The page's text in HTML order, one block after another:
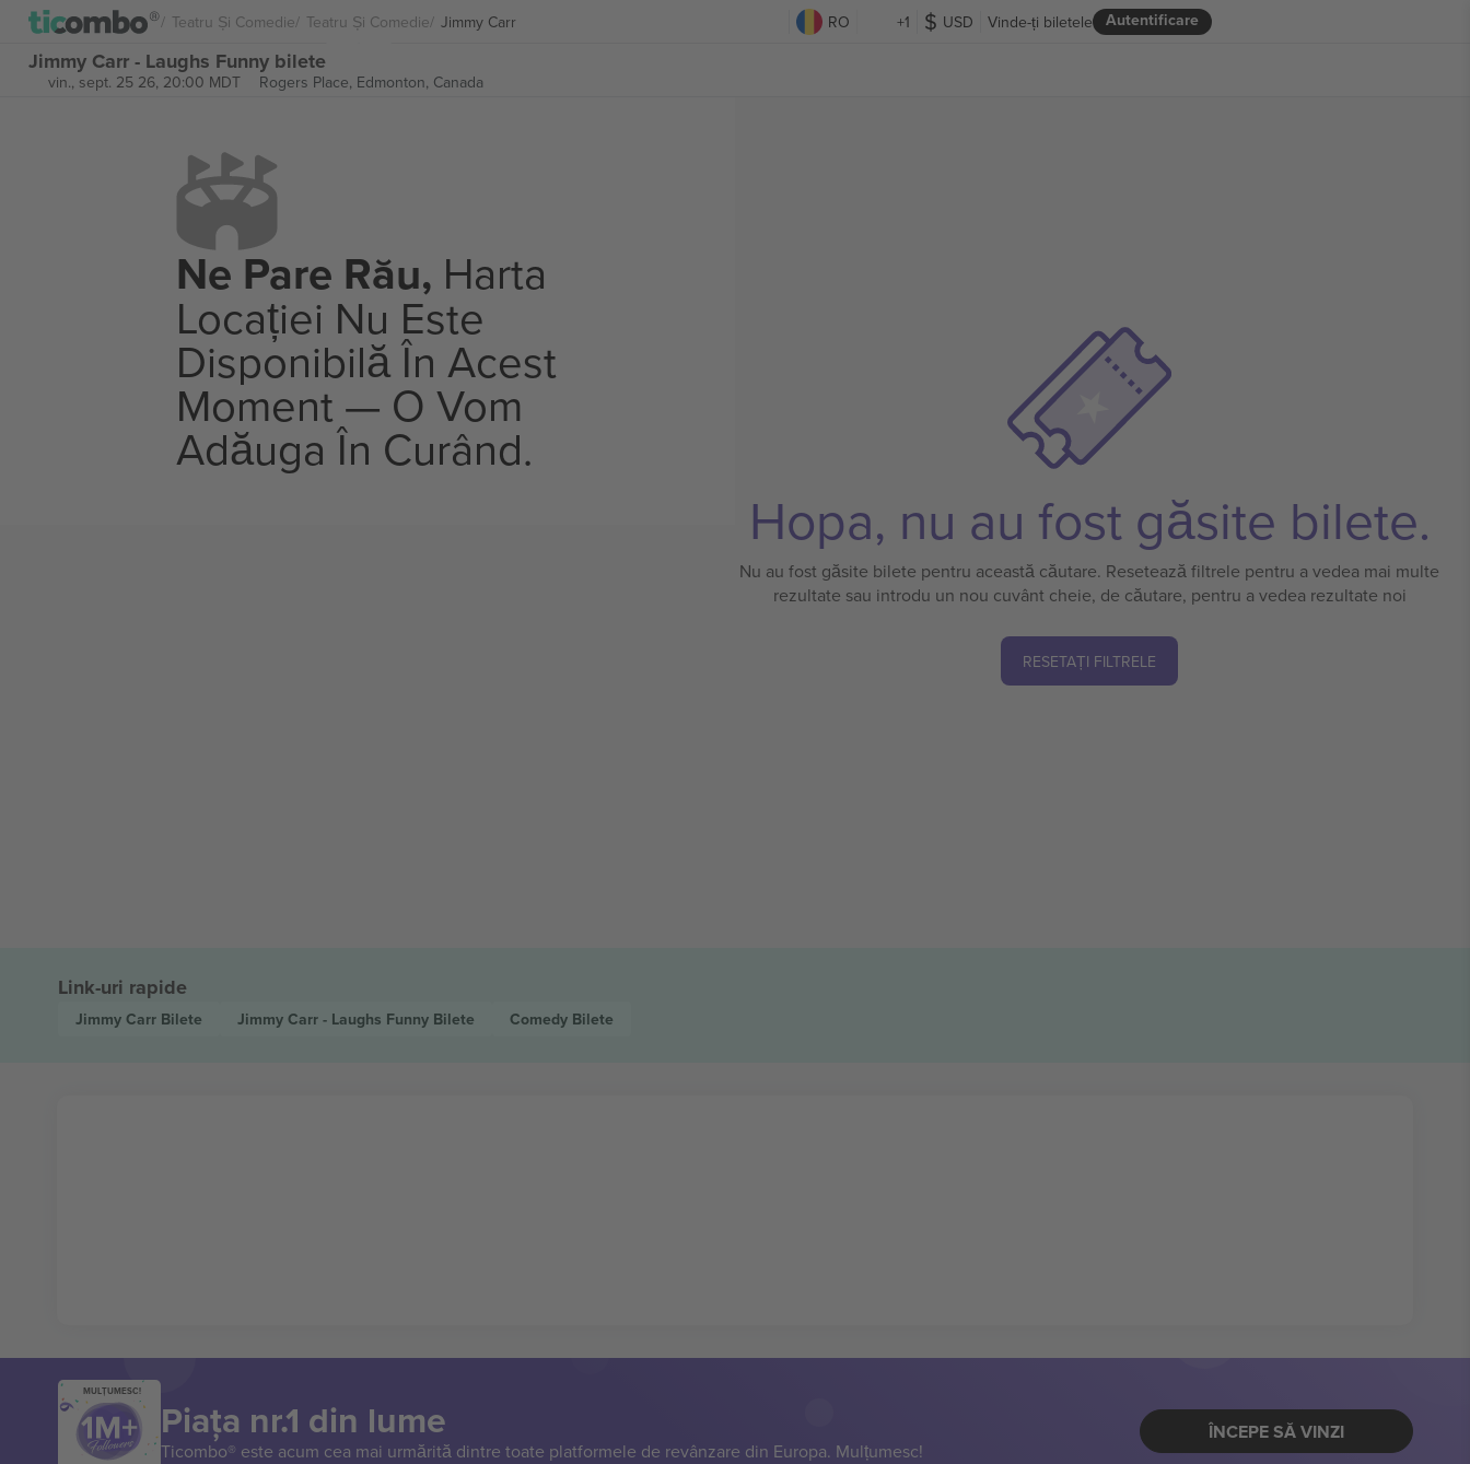
Teatru Și Comedie Teatru Și Comedie Jimmy Carr RO +1 USD Autentificare
Vinde-ți biletele
Jimmy Carr - Laughs Funny bilete
vin., sept. 25 26, 20:00 MDT Rogers Place, Edmonton, Canada
Ne Pare Rău, Harta
Locației Nu Este
Disponibilă În Acest
Moment — O Vom
Adăuga În Curând.
Hopa, nu au fost găsite bilete.
Nu au fost găsite bilete pentru această căutare. Resetează filtrele pentru a vedea mai multe
rezultate sau introdu un nou cuvânt cheie, de căutare, pentru a vedea rezultate noi
RESETAȚI FILTRELE
Link-uri rapide
Jimmy Carr Bilete Jimmy Carr - Laughs Funny Bilete Comedy Bilete
MULȚUMESC!
Piața nr.1 din lume
Ticombo® este acum cea mai urmărită dintre toate platformele de revânzare din Europa. Mulțumesc!
ÎNCEPE SĂ VINZI